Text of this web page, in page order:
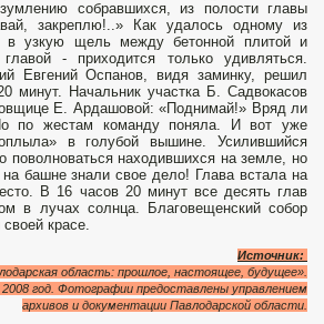
собравшихся, из полости главы
закреплю!..» Как удалось одному из
в узкую щель между бетонной плитой и
- приходится только удивляться.
Евгений Оспанов, видя заминку, решил
минут. Начальник участка Б. Садвокасов
Е. Ардашовой: «Поднимай!» Вряд ли
по жестам команду поняла. И вот уже
в голубой вышине. Усилившийся
поволноваться находившихся на земле, но
башне знали свое дело! Глава встала на
В 16 часов 20 минут все десять глав
в лучах солнца. Благовещенский собор
красе.
Источник:
область: прошлое, настоящее, будущее».
год. Фотографии предоставлены управлением
архивов и документации Павлодарской области.